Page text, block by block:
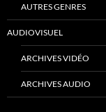
AUTRES GENRES
AUDIOVISUEL
ARCHIVES VIDÉO
ARCHIVES AUDIO